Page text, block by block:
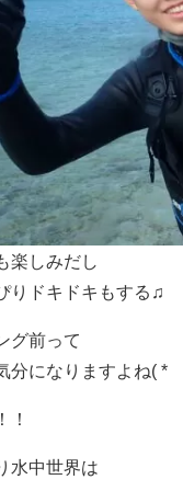
楽しみだし
りドキドキもする♫
グ前って
分になりますよね(
！
水中世界は